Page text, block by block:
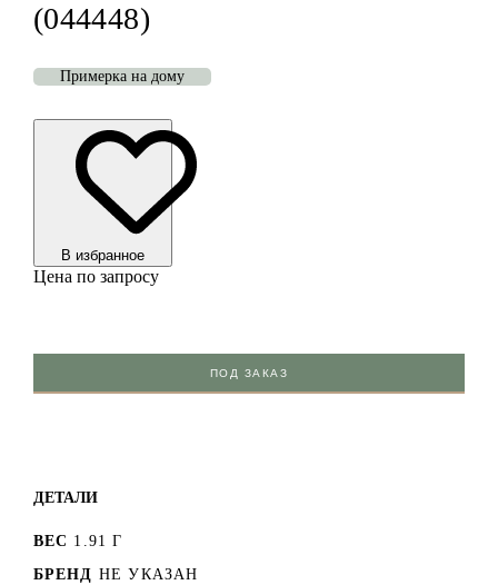
(044448)
Примерка на дому
В избранноe
Цена по запросу
ПОД ЗАКАЗ
ДЕТАЛИ
ВЕС 1.91 Г
БРЕНД НЕ УКАЗАН